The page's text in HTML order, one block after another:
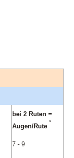
bei 2 Ruten =
Augen/Rute
*
7 - 9